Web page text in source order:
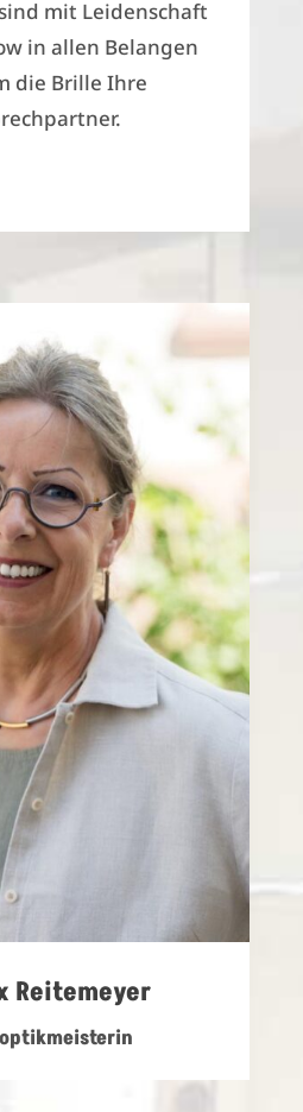
mit Leidenschaft
in allen Belangen
die Brille Ihre
Reitemeyer